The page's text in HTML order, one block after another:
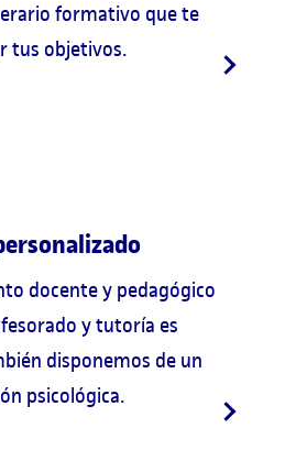
formativo que te
tus objetivos.
docente y pedagógico
y tutoría es
disponemos de un
psicológica.